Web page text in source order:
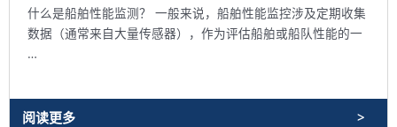
什么是船舶性能监测？ 一般来说，船舶性能监控涉及定期收集
数据（通常来自大量传感器），作为评估船舶或船队性能的一
…
阅读更多